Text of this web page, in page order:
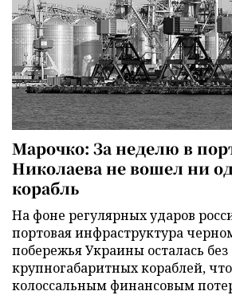
Марочко: За неделю в
Николаева не вошел ни
корабль
На фоне регулярных ударов
портовая инфраструктура
побережья Украины осталась без
крупногабаритных кораблей,
колоссальным финансовым